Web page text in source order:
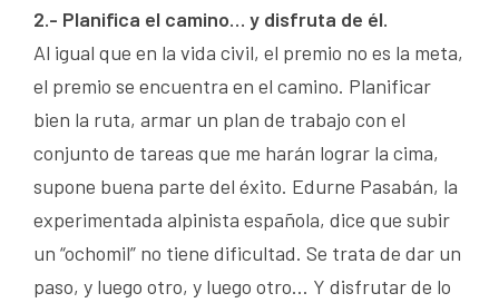
2.- Planifica el camino… y disfruta de él.
Al igual que en la vida civil, el premio no es la meta,
el premio se encuentra en el camino. Planificar
bien la ruta, armar un plan de trabajo con el
conjunto de tareas que me harán lograr la cima,
supone buena parte del éxito. Edurne Pasabán, la
experimentada alpinista española, dice que subir
un “ochomil” no tiene dificultad. Se trata de dar un
paso, y luego otro, y luego otro… Y disfrutar de lo